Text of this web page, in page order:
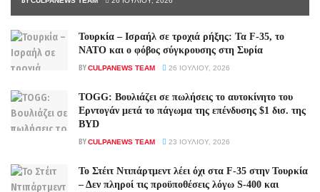
Τουρκία – Ισραήλ σε τροχιά ρήξης: Τα F-35, το
ΝΑΤΟ και ο φόβος σύγκρουσης στη Συρία
BYCULPANEWS TEAM 26 ΙΟΥΛΊΟΥ, 2026
TOGG: Βουλιάζει σε πωλήσεις το αυτοκίνητο του
Ερντογάν μετά το πάγωμα της επένδυσης $1 δισ. της
BYD
BYCULPANEWS TEAM 23 ΙΟΥΛΊΟΥ, 2026
Το Στέιτ Ντιπάρτμεντ λέει όχι στα F-35 στην Τουρκία
– Δεν πληροί τις προϋποθέσεις λόγω S-400 και